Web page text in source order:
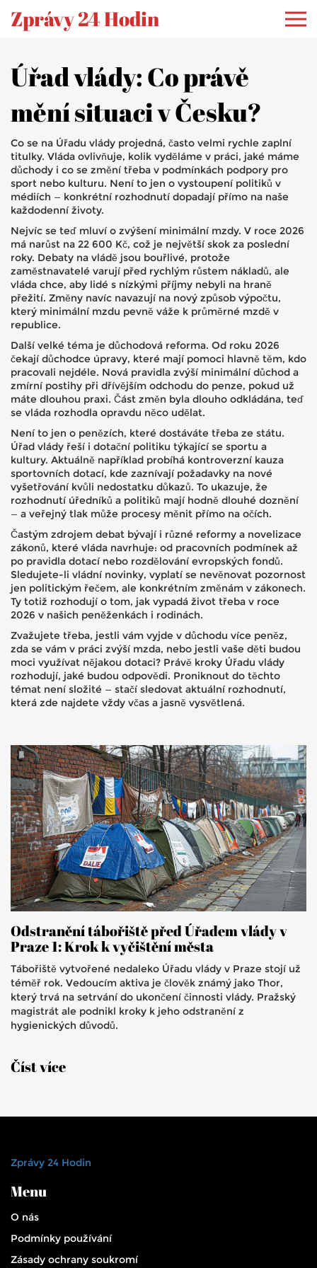
Zprávy 24 Hodin
Úřad vlády: Co právě
mění situaci v Česku?
Co se na Úřadu vlády projedná, často velmi rychle zaplní
titulky. Vláda ovlivňuje, kolik vyděláme v práci, jaké máme
důchody i co se změní třeba v podmínkách podpory pro
sport nebo kulturu. Není to jen o vystoupení politiků v
médiích — konkrétní rozhodnutí dopadají přímo na naše
každodenní životy.
Nejvíc se teď mluví o zvýšení minimální mzdy. V roce 2026
má narůst na 22 600 Kč, což je největší skok za poslední
roky. Debaty na vládě jsou bouřlivé, protože
zaměstnavatelé varují před rychlým růstem nákladů, ale
vláda chce, aby lidé s nízkými příjmy nebyli na hraně
přežití. Změny navíc navazují na nový způsob výpočtu,
který minimální mzdu pevně váže k průměrné mzdě v
republice.
Další velké téma je důchodová reforma. Od roku 2026
čekají důchodce úpravy, které mají pomoci hlavně těm, kdo
pracovali nejdéle. Nová pravidla zvýší minimální důchod a
zmírní postihy při dřívějším odchodu do penze, pokud už
máte dlouhou praxi. Část změn byla dlouho odkládána, teď
se vláda rozhodla opravdu něco udělat.
Není to jen o penězích, které dostáváte třeba ze státu.
Úřad vlády řeší i dotační politiku týkající se sportu a
kultury. Aktuálně například probíhá kontroverzní kauza
sportovních dotací, kde zaznívají požadavky na nové
vyšetřování kvůli nedostatku důkazů. To ukazuje, že
rozhodnutí úředníků a politiků mají hodně dlouhé doznění
— a veřejný tlak může procesy měnit přímo na očích.
Častým zdrojem debat bývají i různé reformy a novelizace
zákonů, které vláda navrhuje: od pracovních podmínek až
po pravidla dotací nebo rozdělování evropských fondů.
Sledujete-li vládní novinky, vyplatí se nevěnovat pozornost
jen politickým řečem, ale konkrétním změnám v zákonech.
Ty totiž rozhodují o tom, jak vypadá život třeba v roce
2026 v našich peněženkách i rodinách.
Zvažujete třeba, jestli vám vyjde v důchodu více peněz,
zda se vám v práci zvýší mzda, nebo jestli vaše děti budou
moci využívat nějakou dotaci? Právě kroky Úřadu vlády
rozhodují, jaké budou odpovědi. Proniknout do těchto
témat není složité — stačí sledovat aktuální rozhodnutí,
která zde najdete vždy včas a jasně vysvětlená.
Odstranění tábořiště před Úřadem vlády v
Praze 1: Krok k vyčištění města
Tábořiště vytvořené nedaleko Úřadu vlády v Praze stojí už
téměř rok. Vedoucím aktiva je člověk známý jako Thor,
který trvá na setrvání do ukončení činnosti vlády. Pražský
magistrát ale podnikl kroky k jeho odstranění z
hygienických důvodů.
Číst více
Zprávy 24 Hodin
Menu
O nás
Podmínky používání
Zásady ochrany soukromí